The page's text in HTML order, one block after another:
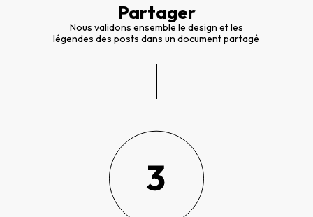
Partager
Nous validons ensemble le design et les
légendes des posts dans un document partagé